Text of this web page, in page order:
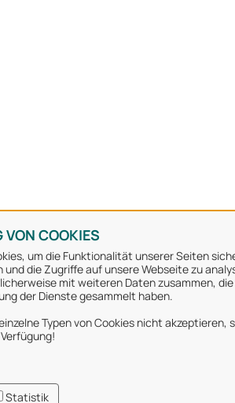
VON COOKIES
um die Funktionalität unserer Seiten
und die Zugriffe auf unsere Webseite zu
mit weiteren Daten zusammen,
der Dienste gesammelt haben.
Typen von Cookies nicht
Statistik
Über uns
Impressum